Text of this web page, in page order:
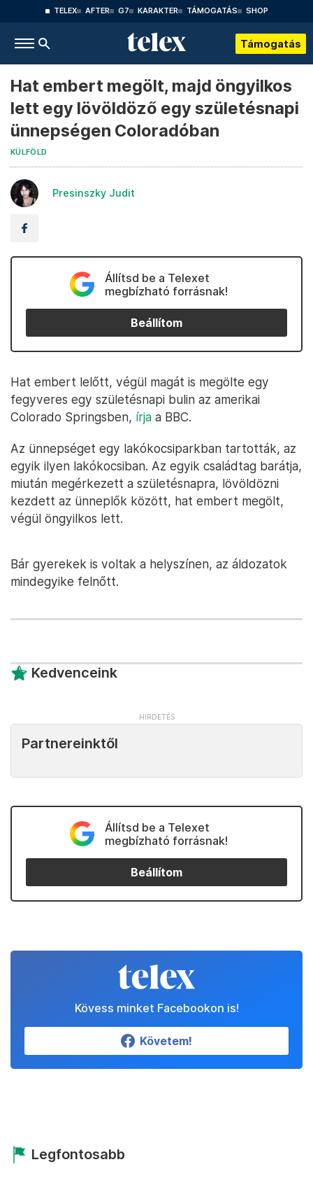
TELEX AFTER G7 KARAKTER TÁMOGATÁS SHOP
Támogatás
Hat embert megölt, majd öngyilkos
lett egy lövöldöző egy születésnapi
ünnepségen Coloradóban
KÜLFÖLD
Presinszky Judit
Állítsd be a Telexet
megbízható forrásnak!
Beállítom
Hat embert lelőtt, végül magát is megölte egy
fegyveres egy születésnapi bulin az amerikai
Colorado Springsben, írja a BBC.
Az ünnepséget egy lakókocsiparkban tartották, az
egyik ilyen lakókocsiban. Az egyik családtag barátja,
miután megérkezett a születésnapra, lövöldözni
kezdett az ünneplők között, hat embert megölt,
végül öngyilkos lett.
Bár gyerekek is voltak a helyszínen, az áldozatok
mindegyike felnőtt.
Kedvenceink
Partnereinktől
Állítsd be a Telexet
megbízható forrásnak!
Beállítom
Kövess minket Facebookon is!
Követem!
Legfontosabb